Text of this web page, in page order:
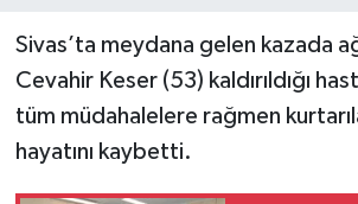
Sivas’ta meydana gelen kazada
Cevahir Keser (53) kaldırıldığı
tüm müdahalelere rağmen
hayatını kaybetti.
Yaşam